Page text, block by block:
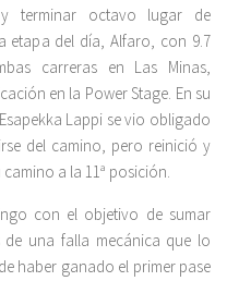
terminar octavo lugar de
etapa del día, Alfaro, con 9.7
carreras en Las Minas,
en la Power Stage. En su
Lappi se vio obligado
del camino, pero reinició y
a la 11ª posición.
con el objetivo de sumar
de una falla mecánica que lo
haber ganado el primer pase